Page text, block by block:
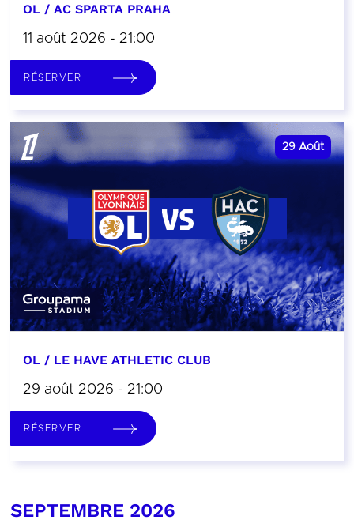
OL / AC SPARTA PRAHA
11 août 2026 - 21:00
RÉSERVER
29 Août
OL / LE HAVE ATHLETIC CLUB
29 août 2026 - 21:00
RÉSERVER
SEPTEMBRE 2026